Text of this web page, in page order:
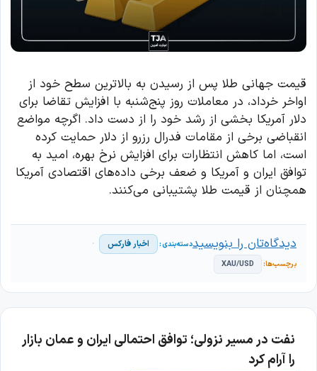
قیمت جهانی طلا پس از رسیدن به بالاترین سطح خود از
اواخر خرداد، در معاملات روز پنج‌شنبه با افزایش تقاضا برای
دلار آمریکا بخشی از رشد خود را از دست داد. اگرچه مواضع
انقباضی برخی از مقامات فدرال رزرو از دلار حمایت کرده
است، اما کاهش انتظارات برای افزایش نرخ بهره، امید به
توافق ایران و آمریکا و ضعف برخی داده‌های اقتصادی آمریکا
همچنان از قیمت طلا پشتیبانی می‌کنند.
اخبار فارکس
XAU/USD
دیدگاه‌تان را بنویسید
نفت در مسیر نزولی؛ توافق احتمالی ایران و عمان بازار
را آرام کرد